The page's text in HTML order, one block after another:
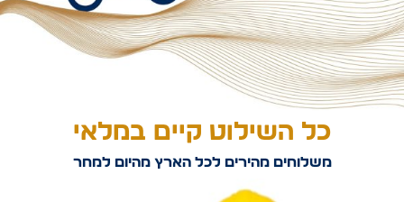
כל השילוט קיים במלאי
משלוחים מהירים לכל הארץ מהיום למחר